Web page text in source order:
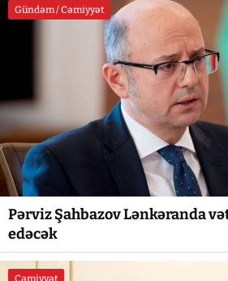
Gündəm / Cəmiyyət
Pərviz Şahbazov Lənkəranda
edəcək